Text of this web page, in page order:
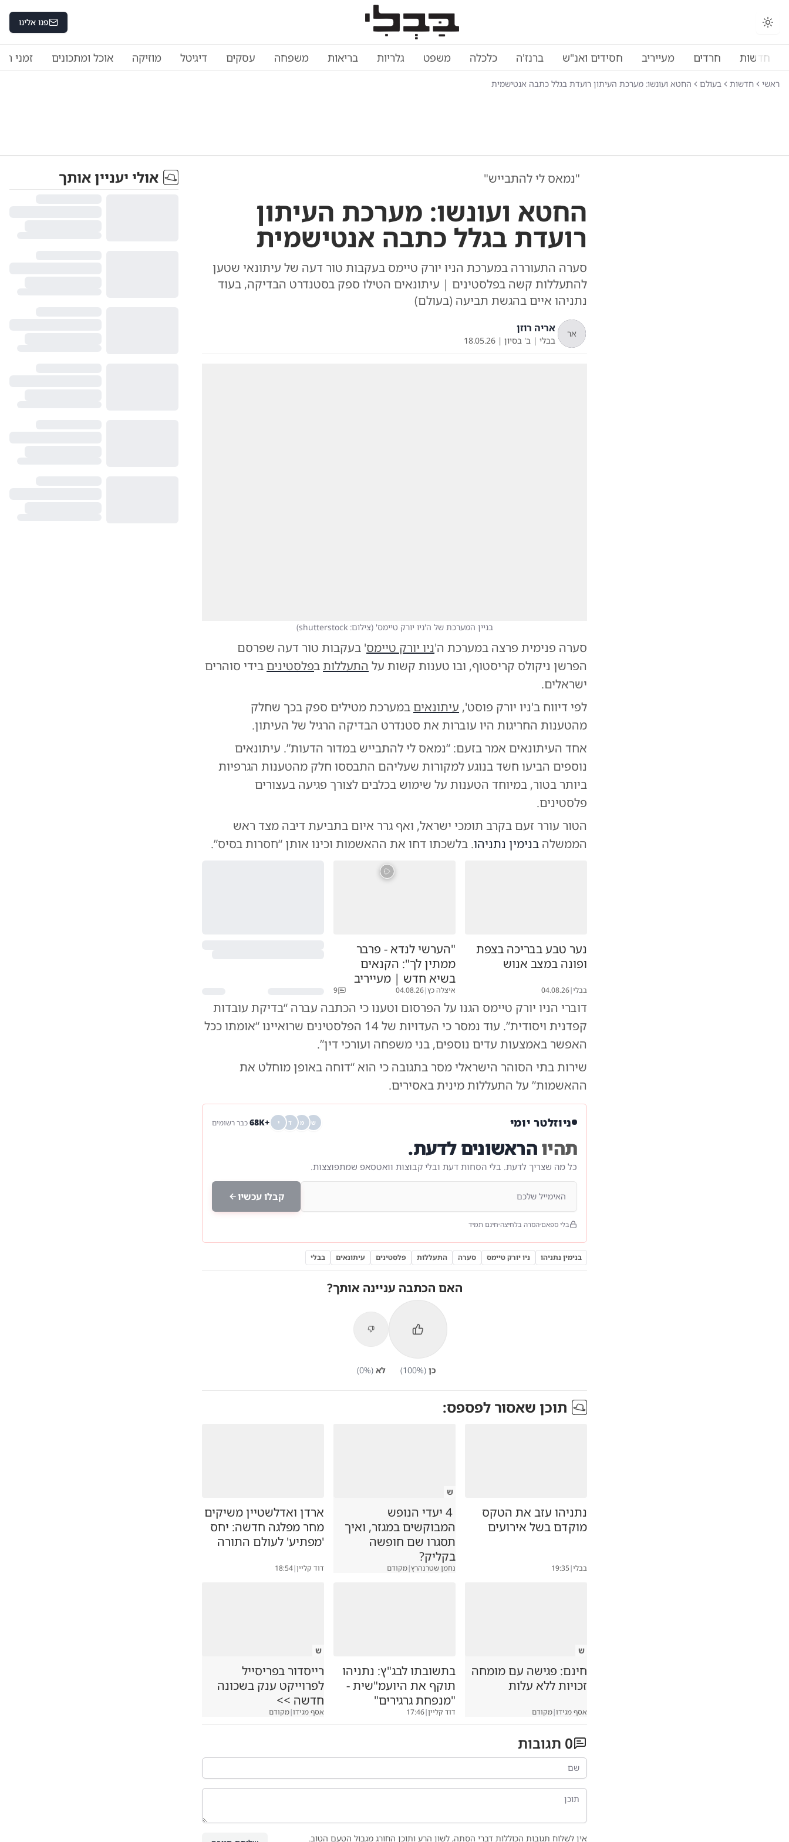
החלפת מצב תצוגה פנו אלינו
חדשות חרדים מעייריב חסידים ואנ"ש ברנז'ה כלכלה משפט גלריות בריאות משפחה עסקים דיגיטל מוזיקה אוכל ומתכונים זמני
ראשי חדשות בעולם החטא ועונשו: מערכת העיתון רועדת בגלל כתבה אנטישמית
"נמאס לי להתבייש"
החטא ועונשו: מערכת העיתון
רועדת בגלל כתבה אנטישמית
סערה התעוררה במערכת הניו יורק טיימס בעקבות טור דעה של עיתונאי שטען
להתעללות קשה בפלסטינים | עיתונאים הטילו ספק בסטנדרט הבדיקה, בעוד
נתניהו איים בהגשת תביעה (בעולם)
אר אריה רוזן
בבלי| ב' בסיון |
18.05.26
בניין המערכת של ה'ניו יורק טיימס' (צילום: shutterstock )
סערה פנימית פרצה במערכת ה'ניו יורק טיימס' בעקבות טור דעה שפרסם
הפרשן ניקולס קריסטוף, ובו טענות קשות על התעללותבפלסטינים בידי סוהרים
ישראלים.
לפי דיווח ב'ניו יורק פוסט', עיתונאים במערכת מטילים ספק בכך שחלק
מהטענות החריגות היו עוברות את סטנדרט הבדיקה הרגיל של העיתון.
אחד העיתונאים אמר בזעם: “נמאס לי להתבייש במדור הדעות”. עיתונאים
נוספים הביעו חשד בנוגע למקורות שעליהם התבססו חלק מהטענות הגרפיות
ביותר בטור, במיוחד הטענות על שימוש בכלבים לצורך פגיעה בעצורים
פלסטינים.
הטור עורר זעם בקרב תומכי ישראל, ואף גרר איום בתביעת דיבה מצד ראש
הממשלה בנימין נתניהו. בלשכתו דחו את ההאשמות וכינו אותן “חסרות בסיס”.
נער טבע בבריכה בצפת
ופונה במצב אנוש
בבלי|
04.08.26
"הערשי לנדא - פרבר
ממתין לך": הקנאים
בשיא חדש | מעייריב
איצלה כץ|
04.08.26
9
דוברי הניו יורק טיימס הגנו על הפרסום וטענו כי הכתבה עברה “בדיקת עובדות
קפדנית ויסודית”. עוד נמסר כי העדויות של 14 הפלסטינים שרואיינו “אומתו ככל
האפשר באמצעות עדים נוספים, בני משפחה ועורכי דין”.
שירות בתי הסוהר הישראלי מסר בתגובה כי הוא “דוחה באופן מוחלט את
ההאשמות” על התעללות מינית באסירים.
ניוזלטר יומי ש מ ד י +68K כבר רשומים
תהיוהראשונים לדעת.
כל מה שצריך לדעת. בלי הסחות דעת ובלי קבוצות וואטסאפ שמתפוצצות.
קבלו עכשיו
בלי ספאם הסרה בלחיצה חינם תמיד
בנימין נתניהו ניו יורק טיימס סערה התעללות פלסטינים עיתונאים בבלי
האם הכתבה עניינה אותך?
כן (
100%) לא (
0%)
תוכן שאסור לפספס:
נתניהו עזב את הטקס
מוקדם בשל אירועים
בבלי|
19:35
ש
4 יעדי הנופש
המבוקשים במגזר, ואיך
תסגרו שם חופשה
בקליק?
נחמן שטרנהרץ|מקודם
ארדן ואדלשטיין משיקים
מחר מפלגה חדשה: יחס
'מפתיע' לעולם התורה
דוד קליין|
18:54
ש
חינם: פגישה עם מומחה
זכויות ללא עלות
אסף מגידו|מקודם
בתשובתו לבג"ץ: נתניהו
תוקף את היועמ"שית -
"מנפחת גרגירים"
דוד קליין|
17:46
ש
רייסדור בפריסייל
לפרוייקט ענק בשכונה
חדשה >>
אסף מגידו|מקודם
0 תגובות
אין לשלוח תגובות הכוללות דברי הסתה, לשון הרע ותוכן החורג מגבול הטעם הטוב.
אולי יעניין אותך